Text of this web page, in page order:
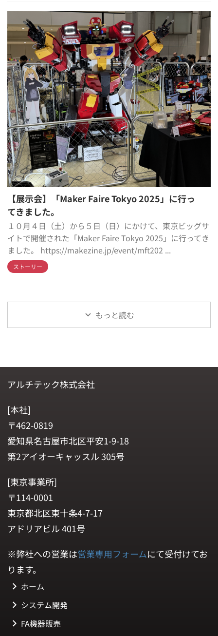
【展示会】「Maker Faire Tokyo 2025」に行っ
てきました。
１０月４日（土）から５日（日）にかけて、東京ビッグサ
イトで開催された「Maker Faire Tokyo 2025」に行ってき
ました。 https://makezine.jp/event/mft202 ...
ストーリー
もっと読む
アルチテック株式会社
[本社]
〒462-0819
愛知県名古屋市北区平安1-9-18
第2アイオーキャッスル 305号
[東京事業所]
〒114-0001
東京都北区東十条4-7-17
アドリアビル 401号
※弊社への営業は営業専用フォームにて受付けてお
ります。
ホーム
システム開発
FA機器販売